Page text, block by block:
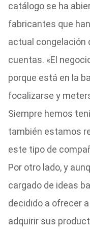
catálogo se ha
fabricantes que
actual congelación
cuentas. «El
porque está en la
focalizarse y
Siempre hemos
también estamos
este tipo de
Por otro lado, y
cargado de ideas
decidido a ofrecer
adquirir sus